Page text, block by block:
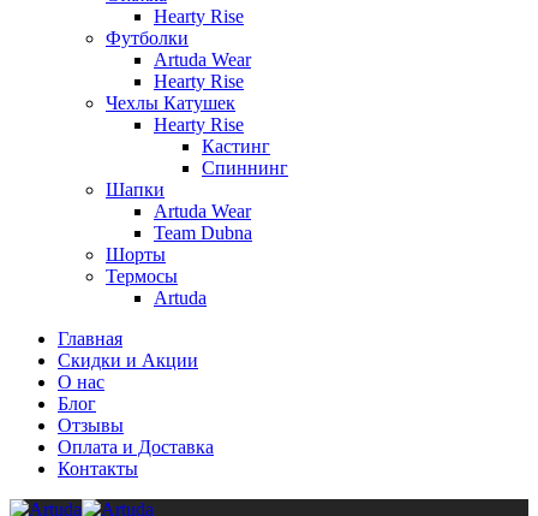
Hearty Rise
Футболки
Artuda Wear
Hearty Rise
Чехлы Катушек
Hearty Rise
Кастинг
Спиннинг
Шапки
Artuda Wear
Team Dubna
Шорты
Термосы
Artuda
Главная
Скидки и Акции
О нас
Блог
Отзывы
Оплата и Доставка
Контакты